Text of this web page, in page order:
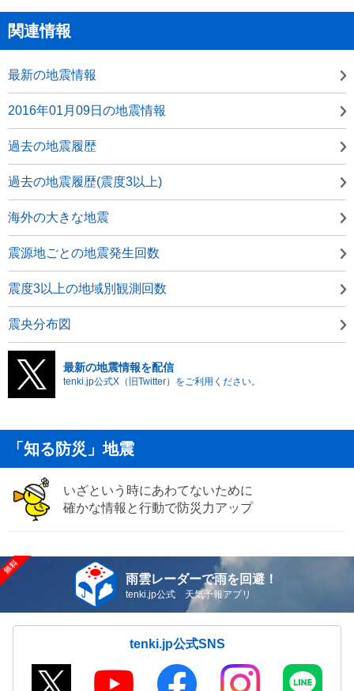
関連情報
最新の地震情報
2016年01月09日の地震情報
過去の地震履歴
過去の地震履歴(震度3以上)
海外の大きな地震
震源地ごとの地震発生回数
震度3以上の地域別観測回数
震央分布図
最新の地震情報を配信
tenki.jp公式X（旧Twitter）をご利用ください。
「知る防災」地震
いざという時にあわてないために
確かな情報と行動で防災力アップ
雨雲レーダーで雨を回避！
tenki.jp公式 天気予報アプリ
tenki.jp公式SNS